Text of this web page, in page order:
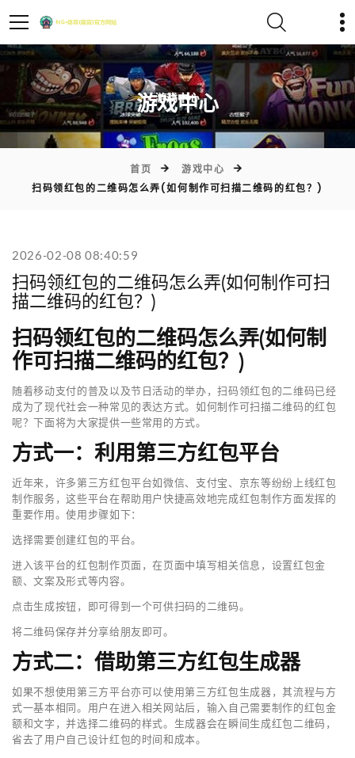
)
游戏中心
首页
游戏中心
扫码领红包的二维码怎么弄(如何制作可扫描二维码的红包？)
2026-02-08 08:40:59
扫码领红包的二维码怎么弄(如何制作可扫
描二维码的红包？)
扫码领红包的二维码怎么弄(如何制
作可扫描二维码的红包？)
随着移动支付的普及以及节日活动的举办，扫码领红包的二维码已经
成为了现代社会一种常见的表达方式。如何制作可扫描二维码的红包
呢？下面将为大家提供一些常用的方式。
方式一：利用第三方红包平台
近年来，许多第三方红包平台如微信、支付宝、京东等纷纷上线红包
制作服务，这些平台在帮助用户快捷高效地完成红包制作方面发挥的
重要作用。使用步骤如下：
选择需要创建红包的平台。
进入该平台的红包制作页面，在页面中填写相关信息，设置红包金
额、文案及形式等内容。
点击生成按钮，即可得到一个可供扫码的二维码。
将二维码保存并分享给朋友即可。
方式二：借助第三方红包生成器
如果不想使用第三方平台亦可以使用第三方红包生成器，其流程与方
式一基本相同。用户在进入相关网站后，输入自己需要制作的红包金
额和文字，并选择二维码的样式。生成器会在瞬间生成红包二维码，
省去了用户自己设计红包的时间和成本。